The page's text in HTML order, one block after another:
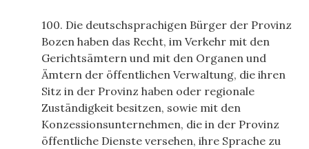
100. Die deutschsprachigen Bürger der Provinz
Bozen haben das Recht, im Verkehr mit den
Gerichtsämtern und mit den Organen und
Ämtern der öffentlichen Verwaltung, die ihren
Sitz in der Provinz haben oder regionale
Zuständigkeit besitzen, sowie mit den
Konzessionsunternehmen, die in der Provinz
öffentliche Dienste versehen, ihre Sprache zu